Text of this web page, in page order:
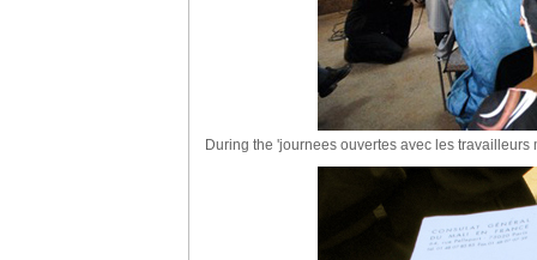
During the 'journees ouvertes avec les